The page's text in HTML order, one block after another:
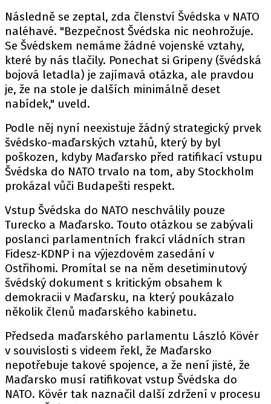
Následně se zeptal, zda členství Švédska v NATO
naléhavé. "Bezpečnost Švédska nic neohrožuje.
Se Švédskem nemáme žádné vojenské vztahy,
které by nás tlačily. Ponechat si Gripeny (švédská
bojová letadla) je zajímavá otázka, ale pravdou
je, že na stole je dalších minimálně deset
nabídek," uveld.
Podle něj nyní neexistuje žádný strategický prvek
švédsko-maďarských vztahů, který by byl
poškozen, kdyby Maďarsko před ratifikací vstupu
Švédska do NATO trvalo na tom, aby Stockholm
prokázal vůči Budapešti respekt.
Vstup Švédska do NATO neschválily pouze
Turecko a Maďarsko. Touto otázkou se zabývali
poslanci parlamentních frakcí vládních stran
Fidesz-KDNP i na výjezdovém zasedání v
Ostřihomi. Promítal se na něm desetiminutový
švédský dokument s kritickým obsahem k
demokracii v Maďarsku, na který poukázalo
několik členů maďarského kabinetu.
Předseda maďarského parlamentu László Kövér
v souvislosti s videem řekl, že Maďarsko
nepotřebuje takové spojence, a že není jisté, že
Maďarsko musí ratifikovat vstup Švédska do
NATO. Kövér tak naznačil další zdržení v procesu